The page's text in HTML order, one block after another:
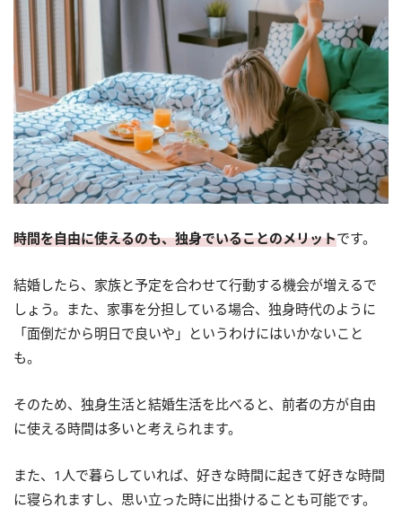
時間を自由に使えるのも、独身でいることのメリットです。
結婚したら、家族と予定を合わせて行動する機会が増えるで
しょう。また、家事を分担している場合、独身時代のように
「面倒だから明日で良いや」というわけにはいかないこと
も。
そのため、独身生活と結婚生活を比べると、前者の方が自由
に使える時間は多いと考えられます。
また、1人で暮らしていれば、好きな時間に起きて好きな時間
に寝られますし、思い立った時に出掛けることも可能です。